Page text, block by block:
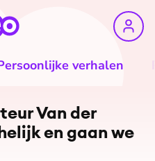
verhalen
Van der
en gaan we